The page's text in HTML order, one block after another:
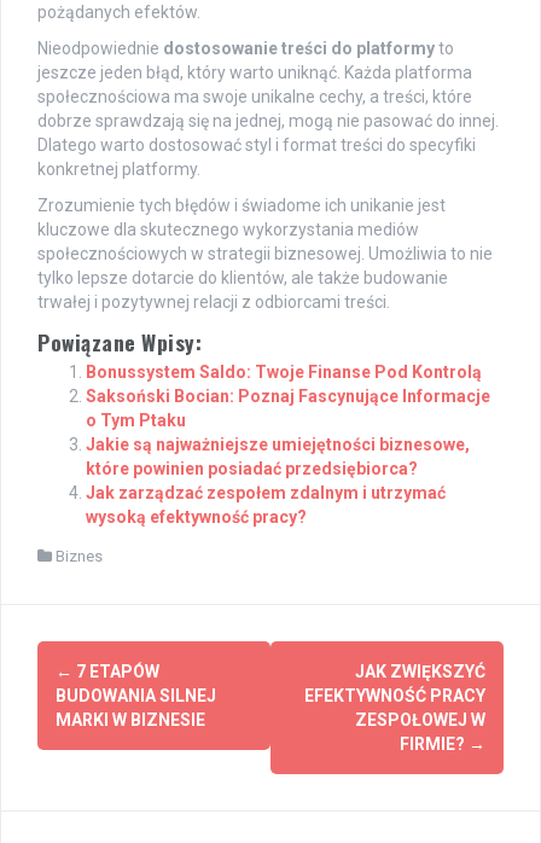
pożądanych efektów.
Nieodpowiednie dostosowanie treści do platformyto
jeszcze jeden błąd, który warto uniknąć. Każda platforma
społecznościowa ma swoje unikalne cechy, a treści, które
dobrze sprawdzają się na jednej, mogą nie pasować do innej.
Dlatego warto dostosować styl i format treści do specyfiki
konkretnej platformy.
Zrozumienie tych błędów i świadome ich unikanie jest
kluczowe dla skutecznego wykorzystania mediów
społecznościowych w strategii biznesowej. Umożliwia to nie
tylko lepsze dotarcie do klientów, ale także budowanie
trwałej i pozytywnej relacji z odbiorcami treści.
Powiązane Wpisy:
Bonussystem Saldo: Twoje Finanse Pod Kontrolą
Saksoński Bocian: Poznaj Fascynujące Informacje
o Tym Ptaku
Jakie są najważniejsze umiejętności biznesowe,
które powinien posiadać przedsiębiorca?
Jak zarządzać zespołem zdalnym i utrzymać
wysoką efektywność pracy?
Biznes
Post
navigation
← 7 ETAPÓW
BUDOWANIA SILNEJ
MARKI W BIZNESIE
JAK ZWIĘKSZYĆ
EFEKTYWNOŚĆ PRACY
ZESPOŁOWEJ W
FIRMIE? →